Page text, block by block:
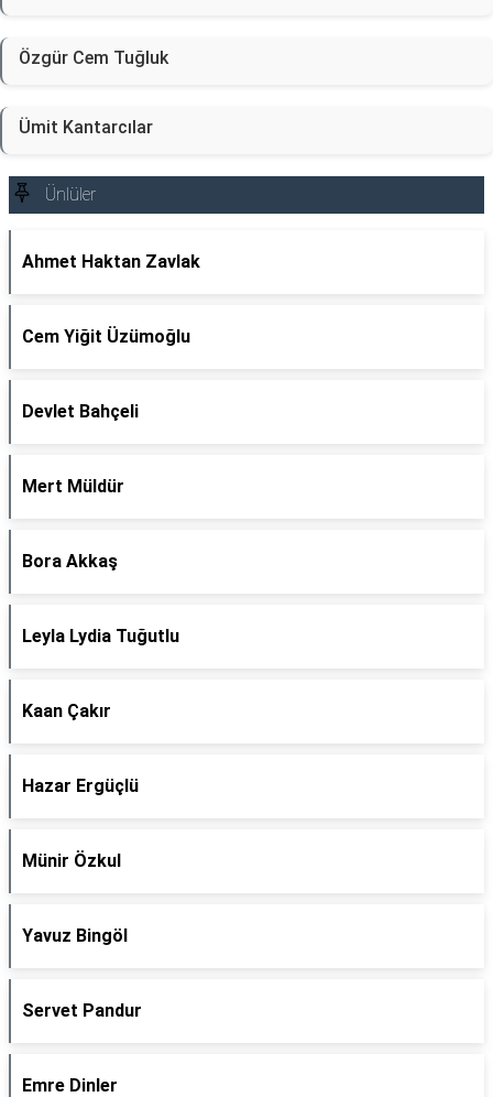
Özgür Cem Tuğluk
Ümit Kantarcılar
Ünlüler
Ahmet Haktan Zavlak
Cem Yiğit Üzümoğlu
Devlet Bahçeli
Mert Müldür
Bora Akkaş
Leyla Lydia Tuğutlu
Kaan Çakır
Hazar Ergüçlü
Münir Özkul
Yavuz Bingöl
Servet Pandur
Emre Dinler